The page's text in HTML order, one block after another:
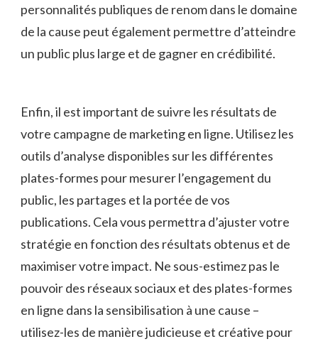
personnalités publiques de renom dans le ⁢domaine
⁣de la‍ cause peut ⁢également permettre d’atteindre
⁣un ⁢public⁤ plus large ⁣et de gagner en ​crédibilité.
Enfin,⁤ il est important de suivre les ‍résultats⁤ de
votre campagne de marketing en⁢ ligne. Utilisez les
outils d’analyse disponibles sur les différentes
plates-formes pour⁣ mesurer l’engagement du⁤
public, les partages et la portée de vos
⁣publications. Cela vous⁢ permettra d’ajuster votre
‌stratégie en fonction des résultats obtenus‌ et​ de
maximiser votre impact.‍ Ne sous-estimez pas le‌
pouvoir des ⁤réseaux sociaux et​ des plates-formes‌
en ligne ⁣dans⁣ la sensibilisation⁢ à une cause –
utilisez-les de⁢ manière⁤ judicieuse⁣ et créative pour